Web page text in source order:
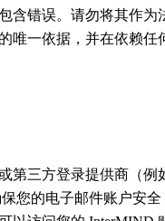
含错误。请勿将其作为
唯一依据，并在依赖任
第三方登录提供商（例
保您的电子邮件账户安